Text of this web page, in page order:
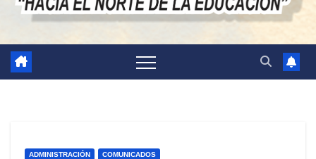
ADMINISTRACIÓN COMUNICADOS